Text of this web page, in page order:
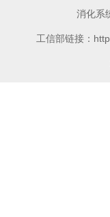
消化系
工信部链接：